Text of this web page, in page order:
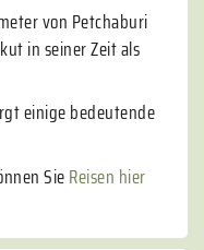
von Petchaburi
in seiner Zeit als
einige bedeutende
SieReisen hier